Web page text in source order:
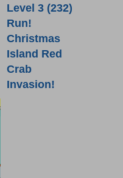
Level 3 (232)
Run!
Christmas
Island Red
Crab
Invasion!